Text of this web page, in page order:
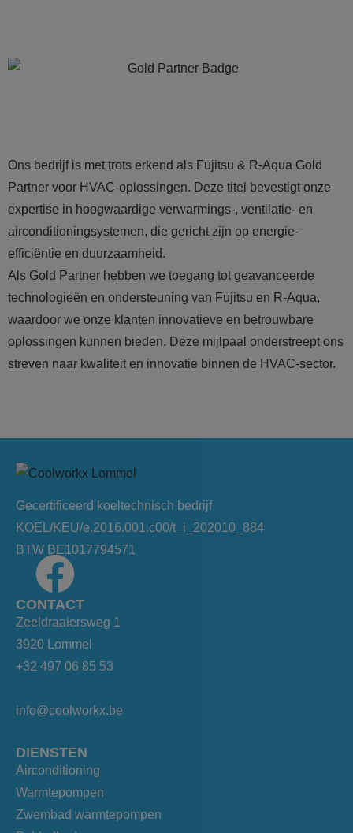
Ons bedrijf is met trots erkend als Fujitsu & R-Aqua Gold
Partner voor HVAC-oplossingen. Deze titel bevestigt onze
expertise in hoogwaardige verwarmings-, ventilatie- en
airconditioningsystemen, die gericht zijn op energie-
efficiëntie en duurzaamheid.
Als Gold Partner hebben we toegang tot geavanceerde
technologieën en ondersteuning van Fujitsu en R-Aqua,
waardoor we onze klanten innovatieve en betrouwbare
oplossingen kunnen bieden. Deze mijlpaal onderstreept ons
streven naar kwaliteit en innovatie binnen de HVAC-sector.
Gecertificeerd koeltechnisch bedrijf
KOEL/KEU/e.2016.001.c00/t_i_202010_884
BTW BE1017794571
CONTACT
Zeeldraaiersweg 1
3920 Lommel
+32 497 06 85 53
info@coolworkx.be
DIENSTEN
Airconditioning
Warmtepompen
Zwembad warmtepompen